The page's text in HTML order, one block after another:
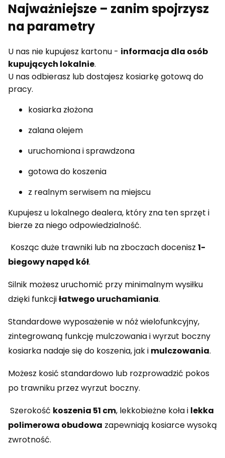
Najważniejsze – zanim spojrzysz
na parametry
U nas nie kupujesz kartonu - informacja dla osób
kupujących lokalnie.
U nas odbierasz lub dostajesz kosiarkę gotową do
pracy.
kosiarka złożona
zalana olejem
uruchomiona i sprawdzona
gotowa do koszenia
z realnym serwisem na miejscu
Kupujesz u lokalnego dealera, który zna ten sprzęt i
bierze za niego odpowiedzialność.
Kosząc duże trawniki lub na zboczach docenisz 1-
biegowy napęd kół.
Silnik możesz uruchomić przy minimalnym wysiłku
dzięki funkcjiłatwego uruchamiania.
Standardowe wyposażenie w nóż wielofunkcyjny,
zintegrowaną funkcję mulczowania i wyrzut boczny
kosiarka nadaje się do koszenia, jak i mulczowania.
Możesz kosić standardowo lub rozprowadzić pokos
po trawniku przez wyrzut boczny.
Szerokość koszenia 51 cm, lekkobieżne koła i lekka
polimerowa obudowa zapewniają kosiarce wysoką
zwrotność.